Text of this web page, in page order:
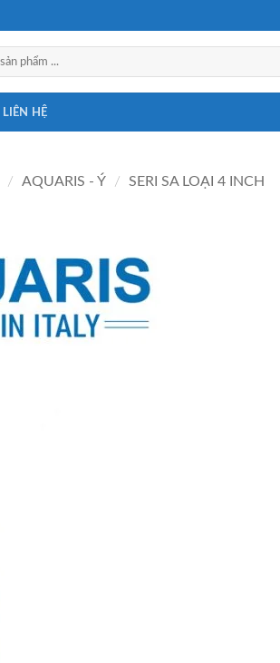
LIÊN HỆ
/ AQUARIS - Ý / SERI SA LOẠI 4 INCH